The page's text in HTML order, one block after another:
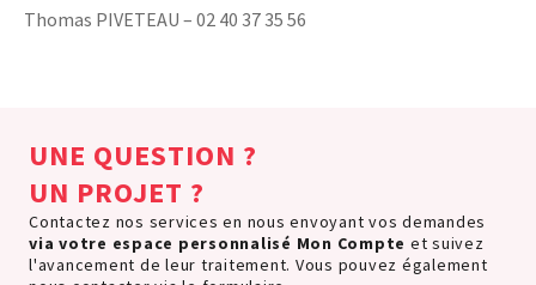
Thomas PIVETEAU – 02 40 37 35 56
UNE QUESTION ?
UN PROJET ?
Contactez nos services en nous envoyant vos demandes
via votre espace personnalisé Mon Compte et suivez
l'avancement de leur traitement. Vous pouvez également